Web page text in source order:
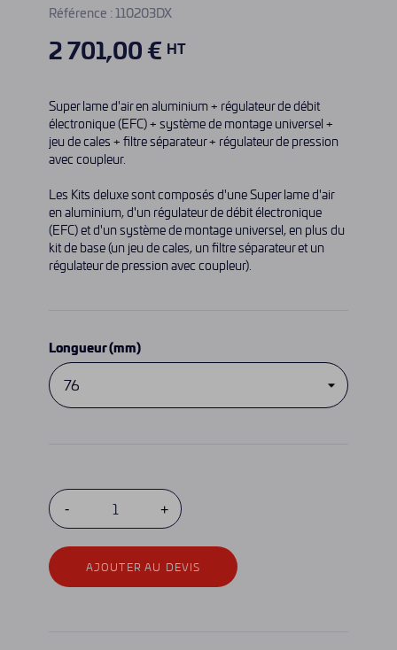
Référence :110203DX
2 701,00 € HT
Super lame d'air en aluminium + régulateur de débit
électronique (EFC) + système de montage universel +
jeu de cales + filtre séparateur + régulateur de pression
avec coupleur.
Les Kits deluxe sont composés d'une Super lame d'air
en aluminium, d'un régulateur de débit électronique
(EFC) et d'un système de montage universel, en plus du
kit de base (un jeu de cales, un filtre séparateur et un
régulateur de pression avec coupleur).
Longueur (mm)
AJOUTER AU DEVIS